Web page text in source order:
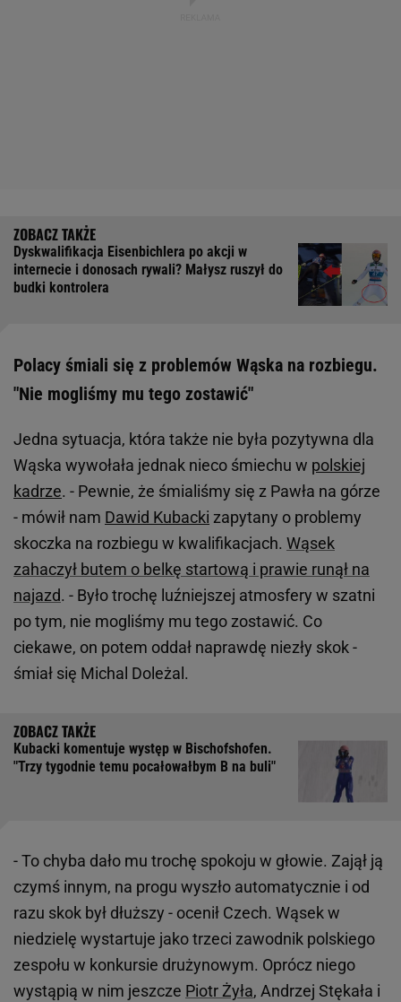
Dyskwalifikacja Eisenbichlera po akcji w
internecie i donosach rywali? Małysz ruszył do
budki kontrolera
Polacy śmiali się z problemów Wąska na rozbiegu.
"Nie mogliśmy mu tego zostawić"
Jedna sytuacja, która także nie była pozytywna dla
Wąska wywołała jednak nieco śmiechu w polskiej
kadrze. - Pewnie, że śmialiśmy się z Pawła na górze
- mówił nam Dawid Kubacki zapytany o problemy
skoczka na rozbiegu w kwalifikacjach. Wąsek
zahaczył butem o belkę startową i prawie runął na
najazd. - Było trochę luźniejszej atmosfery w szatni
po tym, nie mogliśmy mu tego zostawić. Co
ciekawe, on potem oddał naprawdę niezły skok -
śmiał się Michal Doleżal.
Kubacki komentuje występ w Bischofshofen.
"Trzy tygodnie temu pocałowałbym B na buli"
- To chyba dało mu trochę spokoju w głowie. Zajął ją
czymś innym, na progu wyszło automatycznie i od
razu skok był dłuższy - ocenił Czech. Wąsek w
niedzielę wystartuje jako trzeci zawodnik polskiego
zespołu w konkursie drużynowym. Oprócz niego
wystąpią w nim jeszcze Piotr Żyła, Andrzej Stękała i